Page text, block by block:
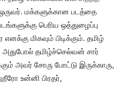
ஒருவர். மக்களுக்கான படத்தை
பெரிய ஒத்துழைப்பு
மிகவும் பிடிக்கும். தமிழ்
அதுபோல் தமிழ்ச்செல்வன் சார்
அவர் சோரு போட்டு இருக்காரு,
உன்னி பிரதர்,